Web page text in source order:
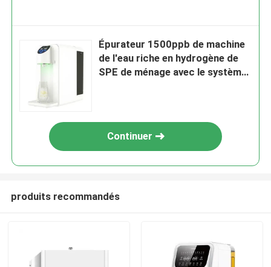
Épurateur 1500ppb de machine
de l'eau riche en hydrogène de
SPE de ménage avec le système
Continuer
produits recommandés